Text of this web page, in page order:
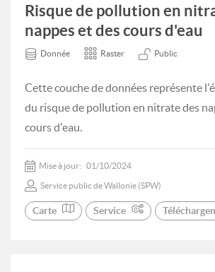
Risque de pollution en
nappes et des cours d'eau
Donnée Raster Public
Cette couche de données représente
du risque de pollution en nitrate des
cours d'eau.
Mise à jour: 01/10/2024
Service public de Wallonie (SPW)
Carte Service